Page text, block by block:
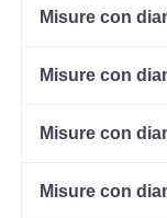
Misure con
Misure con
Misure con
Misure con